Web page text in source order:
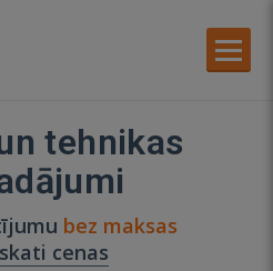
tehnikas
bez maksas
cenas